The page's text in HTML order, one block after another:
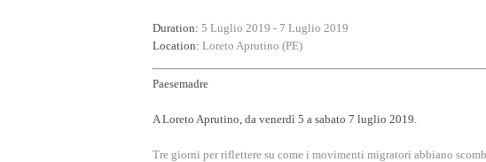
Duration: 5 Luglio 2019 - 7 Luglio 2019
Location: Loreto Aprutino (PE)
Paesemadre
A Loreto Aprutino, da venerdì 5 a sabato 7 luglio 2019.
Tre giorni per riflettere su come i movimenti migratori abbiano